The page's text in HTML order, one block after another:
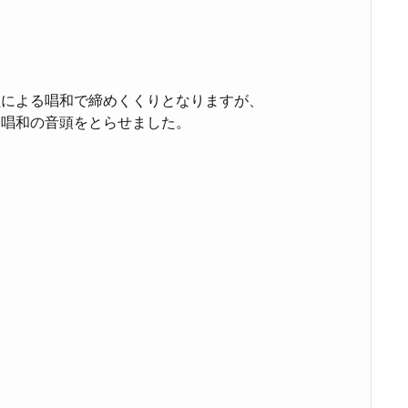
よる唱和で締めくくりとなりますが、
和の音頭をとらせました。